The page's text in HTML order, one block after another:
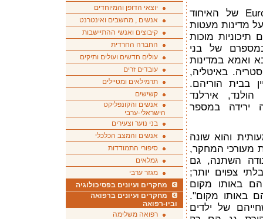
הנתונים, שסיפקה סוכנות Eurofound של האיחוד
מדינות מעטות
תיכוניות מוכות
של בני
ואמא במדינות
באיטליה,
עדיין בבית הוריהם.
אירלנד
ירידה במספר
והוא שונה
מעורכי המחקר,
השתנה, גם
צפוים יותר;
באותו מקום
באותו מקום".
של ילדים
יוצאי הדופן והמיוחדים
אנשים , מחשבים ואינטרנט
קיבוצים ואנשי ההתיישבות
החברה החרדית
עולים חדשים ועולים ותיקים
עובדים זרים
תרמילאים ומטיילים
קשישים
אנשים והקונפליקט
הישראלי-ערבי
בני נוער וצעירים
אנשים והמצב הכלכלי
סיפורי התמודדות
גמלאים
מגזר ערבי
מחקרים ועיונים בפסיכולוגיה
מחקרים ועיונים ברפואה
וביו-רפואה
רפואה משלימה